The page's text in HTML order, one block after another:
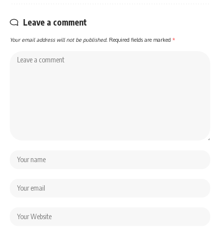
Leave a comment
Your email address will not be published. Required fields are marked *